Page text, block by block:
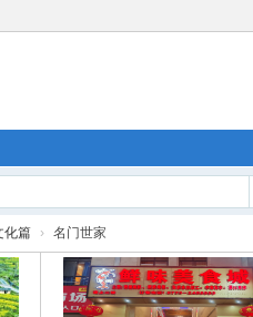
化篇 › 名门世家